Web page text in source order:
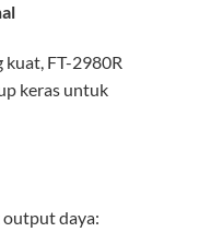
FT-2980R
keras untuk
daya: